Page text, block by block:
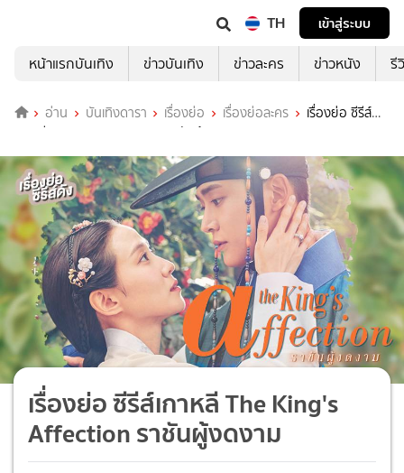
TH
เข้าสู่ระบบ
หน้าแรกบันเทิง
ข่าวบันเทิง ข่าวละคร ข่าวหนัง รี
อ่าน บันเทิงดารา เรื่องย่อ เรื่องย่อละคร
เรื่องย่อ ซีรีส์
เกาหลี The King's Affection ราชันผู้งดงาม
เรื่องย่อ ซีรีส์เกาหลี The King's
Affection ราชันผู้งดงาม